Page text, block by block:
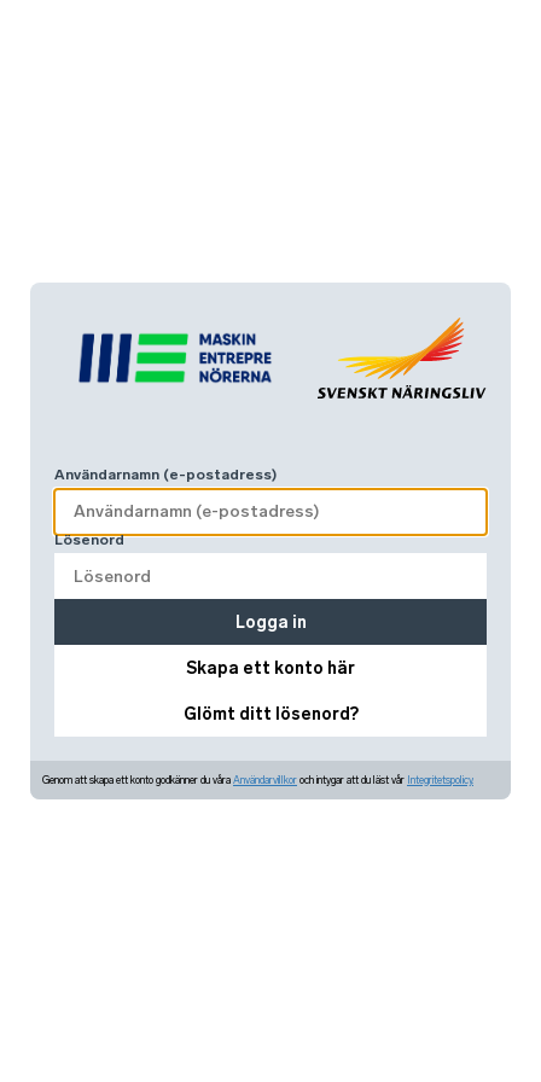
Användarnamn (e-postadress)
Lösenord
Skapa ett konto här
Glömt ditt lösenord?
Logga in
Genom att skapa ett konto godkänner du våra Användarvillkor och intygar att du läst vår Integritetspolicy.